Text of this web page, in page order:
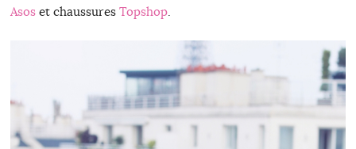
Asoset chaussures Topshop.